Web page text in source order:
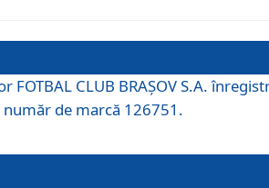
CLUB BRAȘOV S.A.
de marcă 126751.